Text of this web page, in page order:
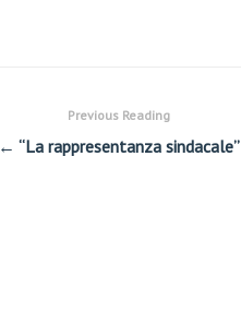
Previous Reading
← “La rappresentanza sindacale”